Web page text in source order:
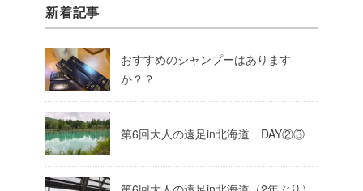
新着記事
おすすめのシャンプーはあります
か？？
第6回大人の遠足in北海道 DAY②③